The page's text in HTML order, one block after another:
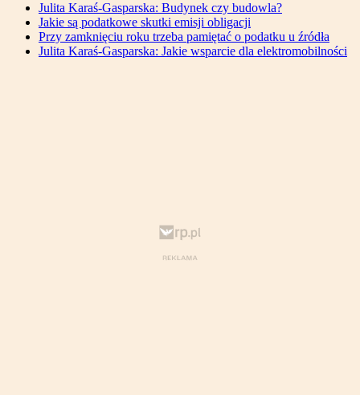
Julita Karaś-Gasparska: Budynek czy budowla?
Jakie są podatkowe skutki emisji obligacji
Przy zamknięciu roku trzeba pamiętać o podatku u źródła
Julita Karaś-Gasparska: Jakie wsparcie dla elektromobilności